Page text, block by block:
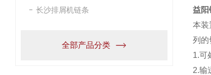
长沙排屑机链条
全部产品分类
益阳
本装
列的
1.可
2.输